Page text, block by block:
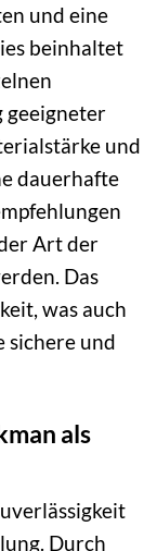
und eine
beinhaltet
geeigneter
und
dauerhafte
Art der
Das
was auch
sichere und
als
Durch